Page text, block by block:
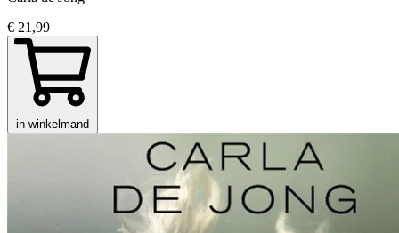
€ 21,99
in winkelmand